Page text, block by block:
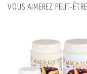
VOUS AIMEREZ PEUT-